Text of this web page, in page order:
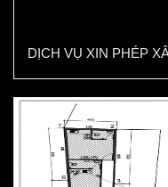
DỊCH VỤ XIN PHÉP